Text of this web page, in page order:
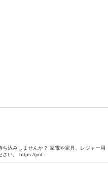
込みしませんか？ 家電や家具、レジャー用
い。 https://jmt...